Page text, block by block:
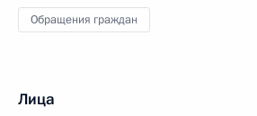
Обращения граждан
Лица